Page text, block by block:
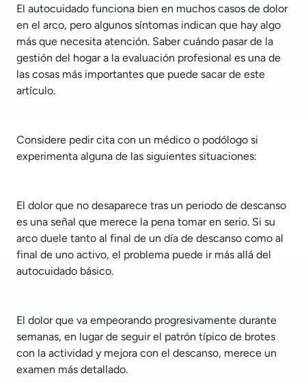
El autocuidado funciona bien en muchos casos de dolor
en el arco, pero algunos síntomas indican que hay algo
más que necesita atención. Saber cuándo pasar de la
gestión del hogar a la evaluación profesional es una de
las cosas más importantes que puede sacar de este
artículo.
Considere pedir cita con un médico o podólogo si
experimenta alguna de las siguientes situaciones:
El dolor que no desaparece tras un periodo de descanso
es una señal que merece la pena tomar en serio. Si su
arco duele tanto al final de un día de descanso como al
final de uno activo, el problema puede ir más allá del
autocuidado básico.
El dolor que va empeorando progresivamente durante
semanas, en lugar de seguir el patrón típico de brotes
con la actividad y mejora con el descanso, merece un
examen más detallado.